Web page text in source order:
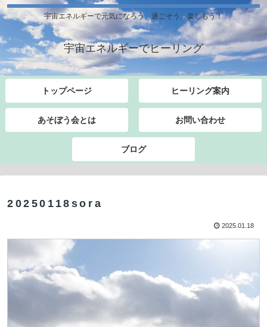
宇宙エネルギーで元気になろう、過ごそう、楽しもう！
宇宙エネルギーでヒーリング
トップページ ヒーリング案内
あそぼう会とは お問い合わせ
ブログ
20250118sora
2025.01.18